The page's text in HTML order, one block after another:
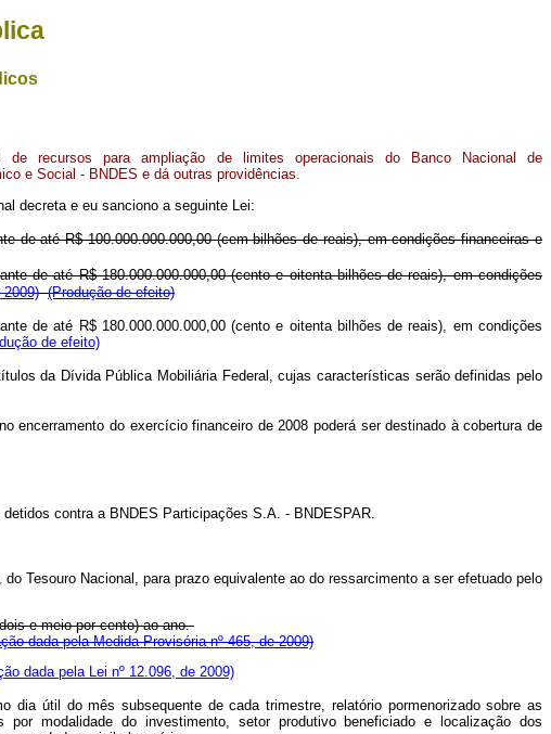
de recursos para ampliação de limites operacionais do Banco Nacional de
e Social - BNDES e dá outras providências.
decreta e eu sanciono a seguinte Lei:
até R$ 100.000.000.000,00 (cem bilhões de reais), em condições financeiras e
de até R$ 180.000.000.000,00 (cento e oitenta bilhões de reais), em condições
2009) (Produção de efeito)
de até R$ 180.000.000.000,00 (cento e oitenta bilhões de reais), em condições
de efeito)
da Dívida Pública Mobiliária Federal, cujas características serão definidas pelo
do exercício financeiro de 2008 poderá ser destinado à cobertura de
contra a BNDES Participações S.A. - BNDESPAR.
Tesouro Nacional, para prazo equivalente ao do ressarcimento a ser efetuado pelo
e meio por cento) ao ano.
dada pela Medida Provisória nº 465, de 2009)
dada pela Lei nº 12.096, de 2009)
útil do mês subsequente de cada trimestre, relatório pormenorizado sobre as
modalidade do investimento, setor produtivo beneficiado e localização dos